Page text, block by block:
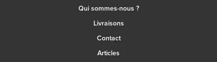
Qui sommes-nous ?
Livraisons
Contact
Articles